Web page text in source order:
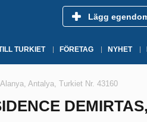
Lägg
TURKIET FÖRETAG NYHET
Antalya, Turkiet Nr. 43160